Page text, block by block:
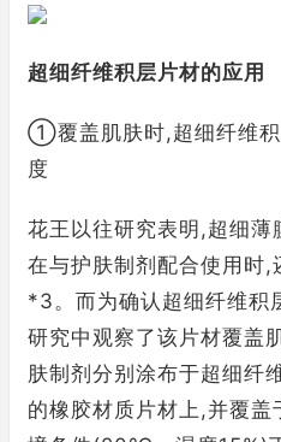
超细纤维积层片材的应用
①覆盖肌肤时,超细纤维积
度
花王以往研究表明,超细薄
在与护肤制剂配合使用时,
*3。而为确认超细纤维积
研究中观察了该片材覆盖
肤制剂分别涂布于超细纤
的橡胶材质片材上,并覆